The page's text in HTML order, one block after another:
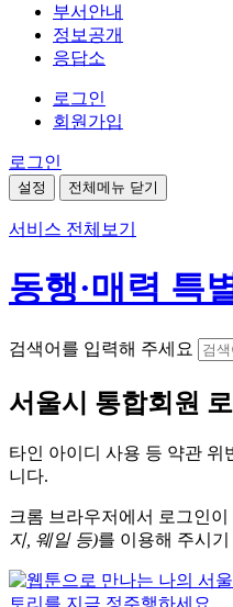
부서안내
정보공개
응답소
로그인
회원가입
로그인
설정 전체메뉴 닫기
서비스 전체보기
동행·매력 특
검색어를 입력해 주세요
서울시 통합회원
타인 아이디 사용 등 약관 위
니다.
크롬 브라우저에서 로그인
지, 웨일 등)를 이용해 주시